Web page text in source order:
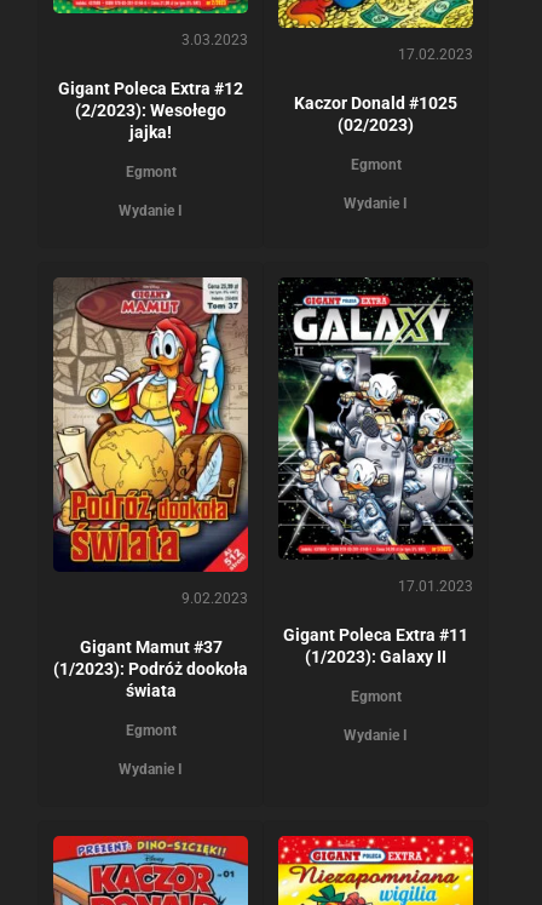
3.03.2023
Gigant Poleca Extra #12
(2/2023): Wesołego
jajka!
Egmont
Wydanie I
17.02.2023
Kaczor Donald #1025
(02/2023)
Egmont
Wydanie I
9.02.2023
Gigant Mamut #37
(1/2023): Podróż dookoła
świata
Egmont
Wydanie I
17.01.2023
Gigant Poleca Extra #11
(1/2023): Galaxy II
Egmont
Wydanie I